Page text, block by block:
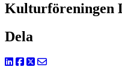
Kulturföreningen
Dela